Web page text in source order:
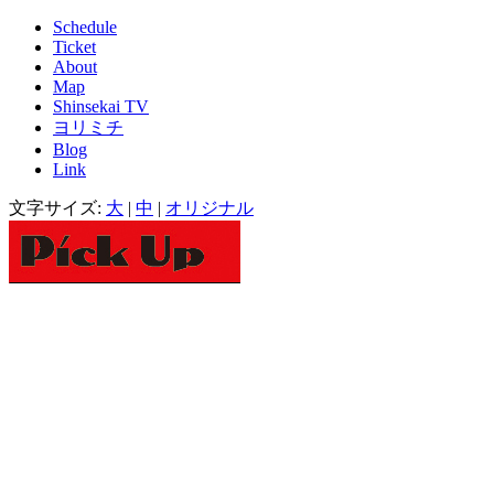
Schedule
Ticket
About
Map
Shinsekai TV
ヨリミチ
Blog
Link
文字サイズ: 大 | 中 | オリジナル